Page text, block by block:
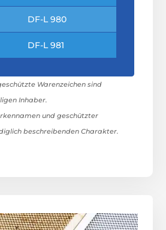
DF-L 980
DF-L 981
Warenzeichen sind
Inhaber.
und geschützter
beschreibenden Charakter.